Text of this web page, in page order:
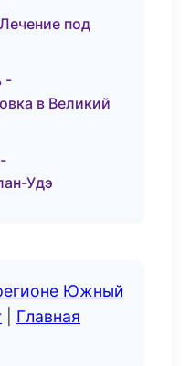
под
-
в Великий
Удэ
Южный
Главная